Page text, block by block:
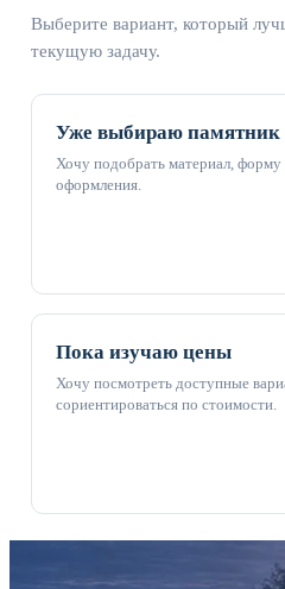
Выберите вариант, который
текущую задачу.
Уже выбираю памятник
Хочу подобрать материал,
оформления.
Пока изучаю цены
Хочу посмотреть доступные
сориентироваться по стоимости.